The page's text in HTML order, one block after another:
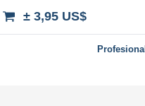
± 3,95 US$
Profesional